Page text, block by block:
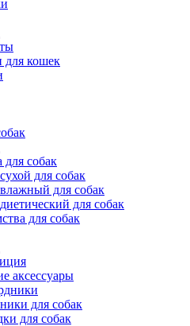
для кошек
для собак
для собак
для собак
для собак
для собак
аксессуары
для собак
для собак